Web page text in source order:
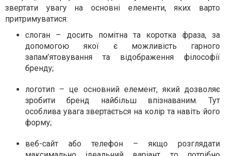
звертати увагу на основні елементи, яких варто
притримуватися:
слоган – досить помітна та коротка фраза, за
допомогою якої є можливість гарного
запам’ятовування та відображення філософії
бренду;
логотип – це основний елемент, який дозволяє
зробити бренд найбільш впізнаваним. Тут
особлива увага звертається на колір та навіть його
форму;
веб-сайт або телефон – якщо розглядати